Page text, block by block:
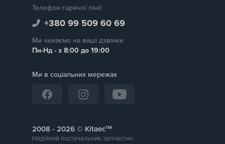
Телефон гарячої лінії:
+380 99 509 60 69
Ми чекаємо на ваші дзвінки
Пн-Нд - з 8:00 до 19:00
Ми в соціальних мережах
2008 - © Kitaecтм
Надійний постачальник запчастин.